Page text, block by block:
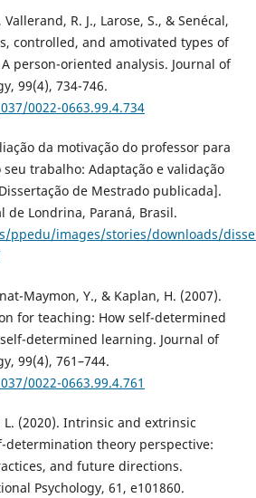
Vallerand, R. J., Larose, S., & Senécal,
controlled, and amotivated types of
person-oriented analysis. Journal of
99(4), 734-746.
0022-0663.99.4.734
da motivação do professor para
trabalho: Adaptação e validação
de Mestrado publicada].
de Londrina, Paraná, Brasil.
images/stories/downloads/
Maymon, Y., & Kaplan, H. (2007).
for teaching: How self-determined
determined learning. Journal of
99(4), 761–744.
0022-0663.99.4.761
L. (2020). Intrinsic and extrinsic
determination theory perspective:
and future directions.
Psychology, 61, e101860.